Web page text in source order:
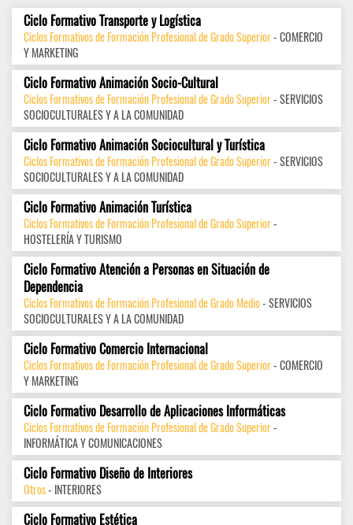
Ciclo Formativo Transporte y Logística
Ciclos Formativos de Formación Profesional de Grado Superior- COMERCIO
Y MARKETING
Ciclo Formativo Animación Socio-Cultural
Ciclos Formativos de Formación Profesional de Grado Superior- SERVICIOS
SOCIOCULTURALES Y A LA COMUNIDAD
Ciclo Formativo Animación Sociocultural y Turística
Ciclos Formativos de Formación Profesional de Grado Superior- SERVICIOS
SOCIOCULTURALES Y A LA COMUNIDAD
Ciclo Formativo Animación Turística
Ciclos Formativos de Formación Profesional de Grado Superior-
HOSTELERÍA Y TURISMO
Ciclo Formativo Atención a Personas en Situación de
Dependencia
Ciclos Formativos de Formación Profesional de Grado Medio- SERVICIOS
SOCIOCULTURALES Y A LA COMUNIDAD
Ciclo Formativo Comercio Internacional
Ciclos Formativos de Formación Profesional de Grado Superior- COMERCIO
Y MARKETING
Ciclo Formativo Desarrollo de Aplicaciones Informáticas
Ciclos Formativos de Formación Profesional de Grado Superior-
INFORMÁTICA Y COMUNICACIONES
Ciclo Formativo Diseño de Interiores
Otros- INTERIORES
Ciclo Formativo Estética